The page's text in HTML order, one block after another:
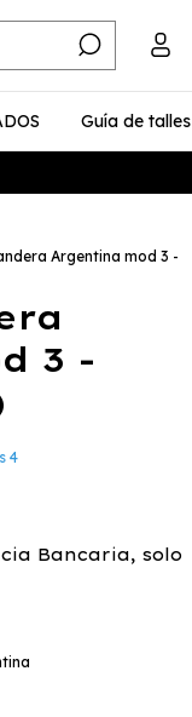
Guía de talles
Argentina mod 3 -
3 -
4
Bancaria, solo